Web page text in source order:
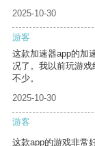
2025-10-30
游客
这款加速器app的加
况了。我以前玩游
不少。
2025-10-30
游客
这款app的游戏非常